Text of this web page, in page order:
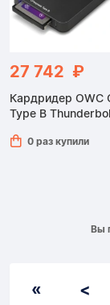
27 742 ₽
Кардридер OWC
Type B
0 раз купили
Вы
« <